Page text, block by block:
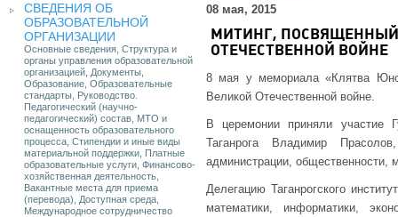
СВЕДЕНИЯ ОБ
ОБРАЗОВАТЕЛЬНОЙ
ОРГАНИЗАЦИИ
Основные сведения, Структура и
органы управления образовательной
организацией, Документы,
Образование, Образовательные
стандарты, Руководство.
Педагогический (научно-
педагогический) состав, МТО и
оснащенность образовательного
процесса, Стипендии и иные виды
материальной поддержки, Платные
образовательные услуги, Финансово-
хозяйственная деятельность,
Вакантные места для приема
(перевода), Доступная среда,
Международное сотрудничество
08 мая, 2015
МИТИНГ,
ОТЕЧЕСТВЕННОЙ ВОЙНЕ
8 мая у мемориала «Клятва
Великой Отечественной войне.
В церемонии приняли участие
Таганрога Владимир
администрации, общественности,
Делегацию Таганрогского
математики, информатики,